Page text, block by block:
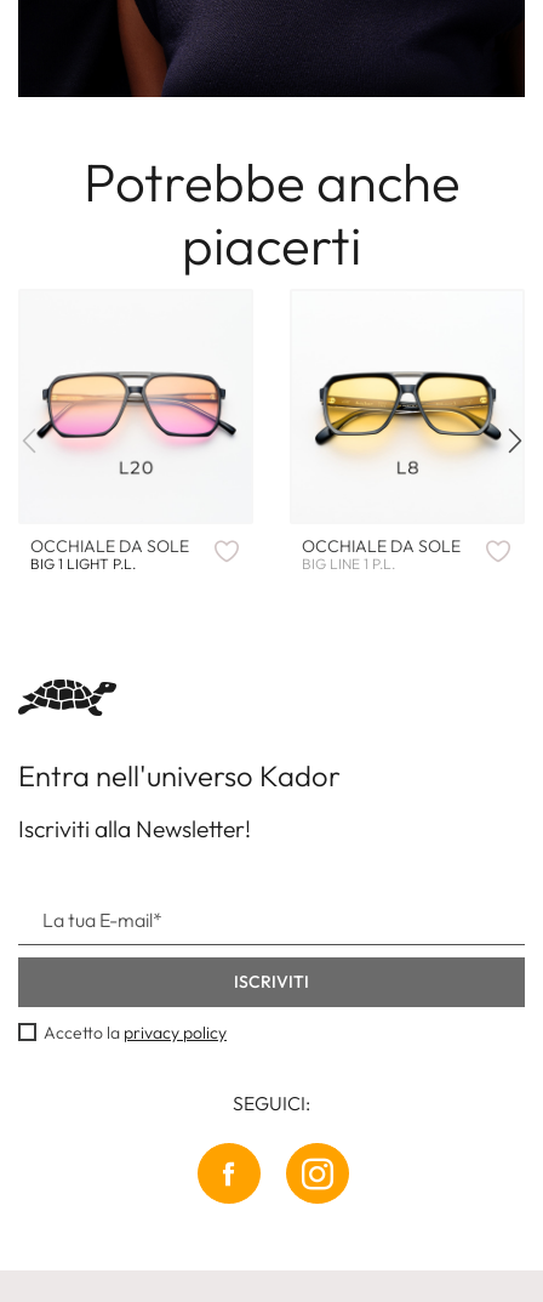
Potrebbe anche
piacerti
OCCHIALE DA SOLE
BIG 1 LIGHT P.L.
OCCHIALE DA SOLE
BIG LINE 1 P.L.
Entra nell'universo Kador
Iscriviti alla Newsletter!
Accetto la privacy policy
SEGUICI: